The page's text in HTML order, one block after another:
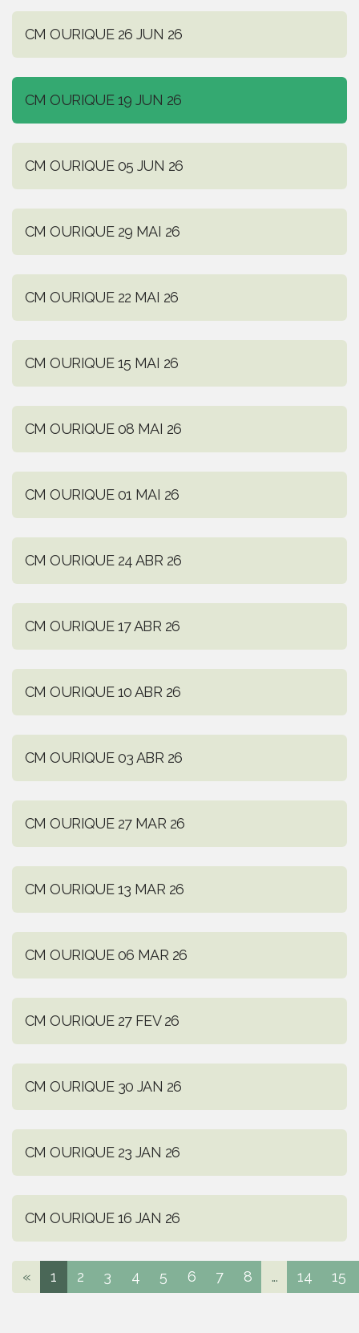
CM OURIQUE 26 JUN 26
CM OURIQUE 19 JUN 26
CM OURIQUE 05 JUN 26
CM OURIQUE 29 MAI 26
CM OURIQUE 22 MAI 26
CM OURIQUE 15 MAI 26
CM OURIQUE 08 MAI 26
CM OURIQUE 01 MAI 26
CM OURIQUE 24 ABR 26
CM OURIQUE 17 ABR 26
CM OURIQUE 10 ABR 26
CM OURIQUE 03 ABR 26
CM OURIQUE 27 MAR 26
CM OURIQUE 13 MAR 26
CM OURIQUE 06 MAR 26
CM OURIQUE 27 FEV 26
CM OURIQUE 30 JAN 26
CM OURIQUE 23 JAN 26
CM OURIQUE 16 JAN 26
« 1 2 3 4 5 6 7 8 ... 14 15